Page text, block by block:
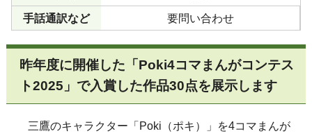
手話通訳など 要問い合わせ
昨年度に開催した「Poki4コマまんがコンテス
ト2025」で入賞した作品30点を展示します
三鷹のキャラクター「Poki（ポキ）」を4コマまんが